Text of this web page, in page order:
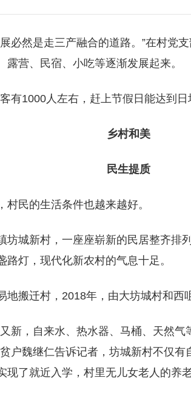
必然是走三产融合的道路。”在村党
露营、民宿、小吃等逐渐发展起来。
有1000人左右，赶上节假日能达到日
乡村和美
民生提质
村民的生活条件也越来越好。
坊城新村，一座座崭新的民居整齐排
路灯，现代化新农村的气息十足。
地搬迁村，2018年，由大坊城村和西
新，自来水、热水器、马桶、天然
户魏继仁告诉记者，坊城新村不仅
现了就近入学，村里无儿女老人的养